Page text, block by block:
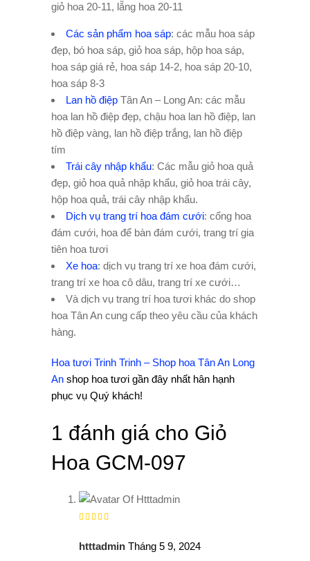
giỏ hoa 20-11, lẵng hoa 20-11
Các sản phẩm hoa sáp: các mẫu hoa sáp
đẹp, bó hoa sáp, giỏ hoa sáp, hộp hoa sáp,
hoa sáp giá rẻ, hoa sáp 14-2, hoa sáp 20-10,
hoa sáp 8-3
Lan hồ điệp Tân An – Long An: các mẫu
hoa lan hồ điệp đẹp, chậu hoa lan hồ điệp, lan
hồ điệp vàng, lan hồ điệp trắng, lan hồ điệp
tím
Trái cây nhập khẩu: Các mẫu giỏ hoa quả
đẹp, giỏ hoa quả nhập khẩu, giỏ hoa trái cây,
hộp hoa quả, trái cây nhập khẩu.
Dịch vụ trang trí hoa đám cưới: cổng hoa
đám cưới, hoa để bàn đám cưới, trang trí gia
tiên hoa tươi
Xe hoa: dịch vụ trang trí xe hoa đám cưới,
trang trí xe hoa cô dâu, trang trí xe cưới…
Và dịch vụ trang trí hoa tươi khác do shop
hoa Tân An cung cấp theo yêu cầu của khách
hàng.
Hoa tươi Trinh Trinh – Shop hoa Tân An Long
An shop hoa tươi gần đây nhất hân hạnh
phục vụ Quý khách!
1 đánh giá cho Giỏ
Hoa GCM-097
5 sao
htttadmin Tháng 5 9, 2024